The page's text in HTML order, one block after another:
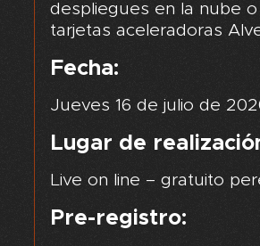
despliegues en la nube
tarjetas aceleradoras
Fecha:
Jueves 16 de julio de
Lugar de
Live on line – gratuito
Pre-registro: